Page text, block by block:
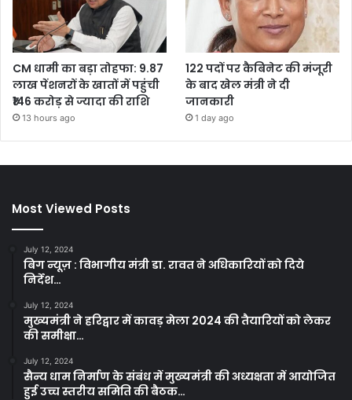
CM धामी का बड़ा तोहफा: 9.87
लाख पेंशनरों के खातों में पहुंची
₹146 करोड़ से ज्यादा की राशि
13 hours ago
122 पदों पर कैबिनेट की मंजूरी
के बाद खेल मंत्री ने दी
जानकारी
1 day ago
Most Viewed Posts
July 12, 2024
बिग न्यूज़ : विभागीय मंत्री डा. रावत ने अधिकारियों को दिये
निर्देश…
July 12, 2024
मुख्यमंत्री ने हरिद्वार में कावड़ मेला 2024 की तैयारियों को लेकर
की समीक्षा…
July 12, 2024
सैन्य धाम निर्माण के संबंध में मुख्यमंत्री की अध्यक्षता में आयोजित
हुई उच्च स्तरीय समिति की बैठक…